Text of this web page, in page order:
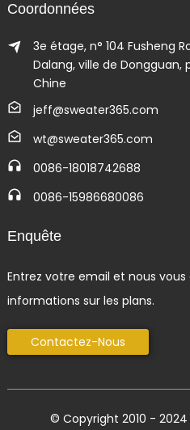
Coordonnées
3e étage, n° 104 Fusheng
Dalang, ville de Dongguan,
Chine
jeff@sweater365.com
wt@sweater365.com
0086-18018742688
0086-15986680086
Enquête
Entrez votre email et nous vous
informations sur les plans.
Contactez-Nous
© Copyright 2010 - 2024